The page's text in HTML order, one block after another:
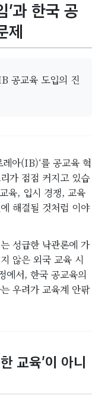
’과 한국 공
제
공교육 도입의 진
아(IB)‘를 공교육 혁
가 점점 커지고 있습
육, 입시 경쟁, 교육
해결될 것처럼 이야
성급한 낙관론에 가
않은 외국 교육 시
에서, 한국 공교육의
우려가 교육계 안팎
교육’이 아니